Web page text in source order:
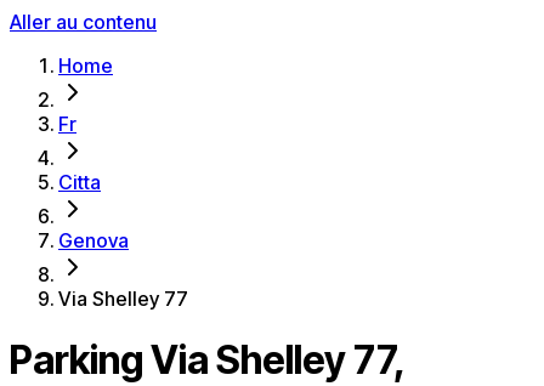
Aller au contenu
Home
Fr
Citta
Genova
Via Shelley 77
Parking Via Shelley 77,